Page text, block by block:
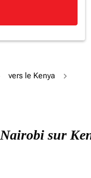
vers le Kenya
sur